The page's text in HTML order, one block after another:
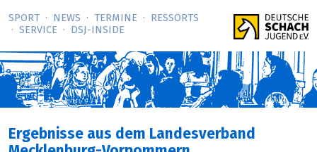
SPORT NEWS TERMINE
RESSORTS
SERVICE
DSJ-­INSIDE
Ergebnisse aus dem Landesverband